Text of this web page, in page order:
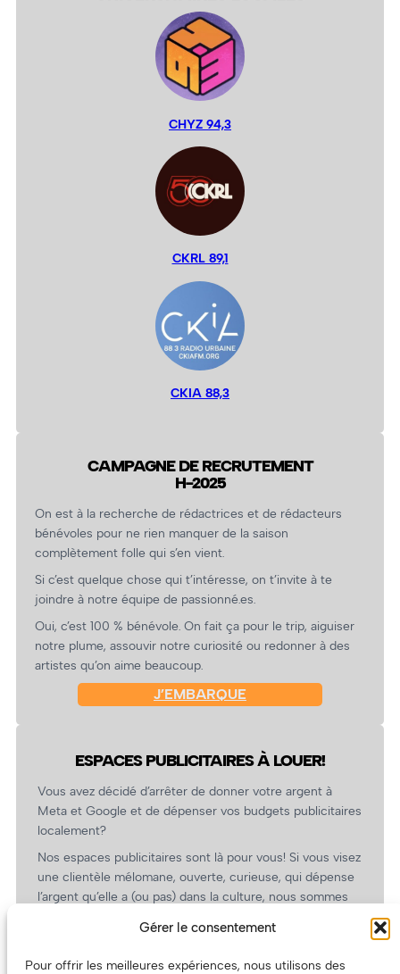
Gérer le consentement
Pour offrir les meilleures expériences, nous utilisons des
CHYZ 94,3
CKRL 89,1
CKIA 88,3
CAMPAGNE DE RECRUTEMENT
H-2025
On est à la recherche de rédactrices et de rédacteurs
bénévoles pour ne rien manquer de la saison
complètement folle qui s’en vient.
Si c’est quelque chose qui t’intéresse, on t’invite à te
joindre à notre équipe de passionné.es.
Oui, c’est 100 % bénévole. On fait ça pour le trip, aiguiser
notre plume, assouvir notre curiosité ou redonner à des
artistes qu’on aime beaucoup.
J’EMBARQUE
ESPACES PUBLICITAIRES À LOUER!
Vous avez décidé d’arrêter de donner votre argent à
Meta et Google et de dépenser vos budgets publicitaires
localement?
Nos espaces publicitaires sont là pour vous! Si vous visez
une clientèle mélomane, ouverte, curieuse, qui dépense
l’argent qu’elle a (ou pas) dans la culture, nous sommes
revient.